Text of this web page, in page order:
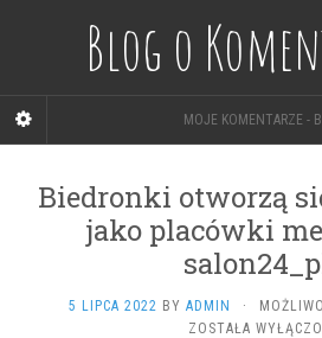
Blog o
MOJE KOMENTARZE -
Biedronki otworzą
jako placówki
5 LIPCA 2022 BY ADMIN ·
ZOSTAŁA